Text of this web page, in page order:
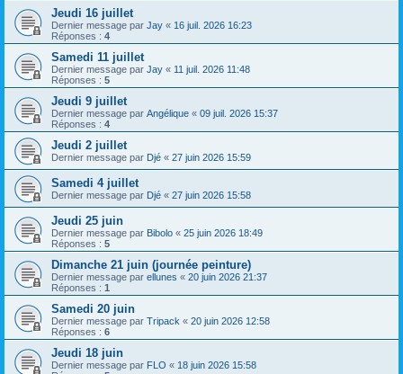
Jeudi 16 juillet
Dernier message par Jay « 16 juil. 2026 16:23
Réponses : 4
Samedi 11 juillet
Dernier message par Jay « 11 juil. 2026 11:48
Réponses : 5
Jeudi 9 juillet
Dernier message par Angélique « 09 juil. 2026 15:37
Réponses : 4
Jeudi 2 juillet
Dernier message par Djé « 27 juin 2026 15:59
Samedi 4 juillet
Dernier message par Djé « 27 juin 2026 15:58
Jeudi 25 juin
Dernier message par Bibolo « 25 juin 2026 18:49
Réponses : 5
Dimanche 21 juin (journée peinture)
Dernier message par ellunes « 20 juin 2026 21:37
Réponses : 1
Samedi 20 juin
Dernier message par Tripack « 20 juin 2026 12:58
Réponses : 6
Jeudi 18 juin
Dernier message par FLO « 18 juin 2026 15:58